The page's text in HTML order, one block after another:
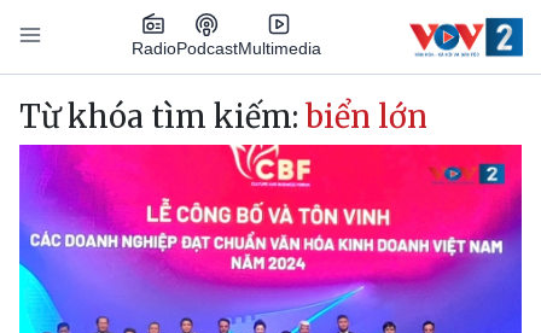
Nhảy đến nội dung
RadioPodcastMultimedia
Main navigation
Từ khóa tìm kiếm: biển lớn